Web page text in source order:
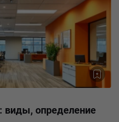
виды, определение